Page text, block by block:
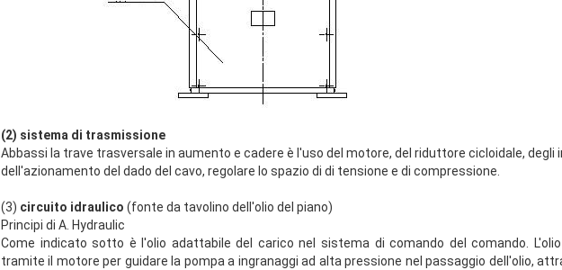
(2) sistema di trasmissione
Abbassi la trave trasversale in aumento e cadere è l'uso del motore, del riduttore cicloidale, degli
dell'azionamento del dado del cavo, regolare lo spazio di di tensione e di compressione.
(3) circuito idraulico (fonte da tavolino dell'olio del piano)
Principi di A. Hydraulic
Come indicato sotto è l'olio adattabile del carico nel sistema di comando del comando.
tramite il motore per guidare la pompa a ingranaggi ad alta pressione nel passaggio dell'olio,